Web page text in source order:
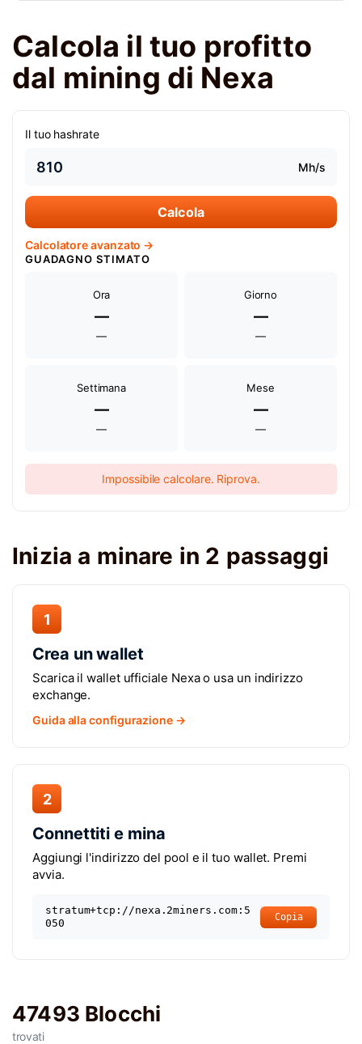
Calcola il tuo profitto
dal mining di Nexa
Il tuo hashrate
Mh/s
Calcola
Calcolatore avanzato →
GUADAGNO STIMATO
Ora
—
—
Giorno
—
—
Settimana
—
—
Mese
—
—
Impossibile calcolare. Riprova.
Inizia a minare in 2 passaggi
1
Crea un wallet
Scarica il wallet ufficiale Nexa o usa un indirizzo
exchange.
Guida alla configurazione →
2
Connettiti e mina
Aggiungi l'indirizzo del pool e il tuo wallet. Premi
avvia.
stratum+tcp://nexa.2miners.com:5
050
Copia
47493 Blocchi
trovati